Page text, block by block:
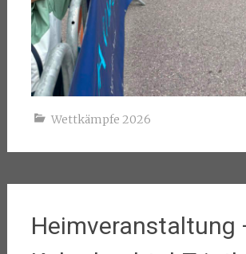
Wettkämpfe 2026
Heimveranstaltung